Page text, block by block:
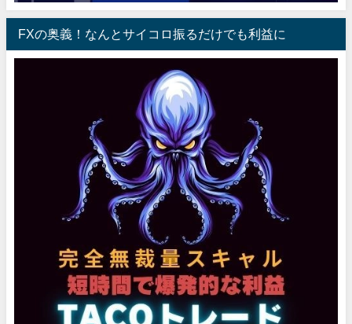
FXの奥義！なんとサイコロ振るだけでも利益に